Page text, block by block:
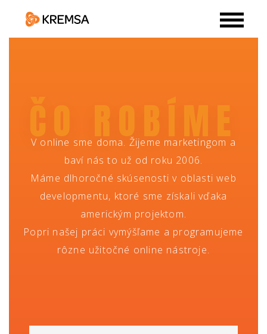
ČO ROBÍME
V online sme doma. Žijeme marketingom a
baví nás to už od roku 2006.
Máme dlhoročné skúsenosti v oblasti web
developmentu, ktoré sme získali vďaka
americkým projektom.
Popri našej práci vymýšľame a programujeme
rôzne užitočné online nástroje.